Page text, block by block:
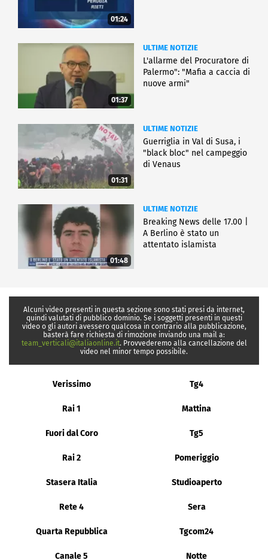
01:24
01:37
ULTIME NOTIZIE
L'allarme del Procuratore di
Palermo": "Mafia a caccia di
nuove armi"
01:31
ULTIME NOTIZIE
Guerriglia in Val di Susa, i
"black bloc" nel campeggio
di Venaus
01:48
ULTIME NOTIZIE
Breaking News delle 17.00 |
A Berlino è stato un
attentato islamista
Alcuni video presenti in questa sezione sono stati presi da internet,
quindi valutati di pubblico dominio. Se i soggetti presenti in questi
video o gli autori avessero qualcosa in contrario alla pubblicazione,
basterà fare richiesta di rimozione inviando una mail a:
team_verticali@italiaonline.it. Provvederemo alla cancellazione del
video nel minor tempo possibile.
Verissimo Tg4
Rai 1 Mattina
Fuori dal Coro Tg5
Rai 2 Pomeriggio
Stasera Italia Studioaperto
Rete 4 Sera
Quarta Repubblica Tgcom24
Canale 5 Notte